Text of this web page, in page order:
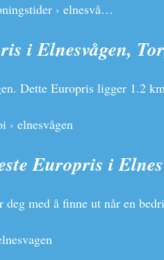
› elnesvå…
i Elnesvågen,
Dette Europris ligger
› elnesvågen
Europris i
med å finne ut når en